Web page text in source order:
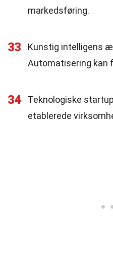
markedsføring.
33
Kunstig intelligens
Automatisering kan
34
Teknologiske
etablerede